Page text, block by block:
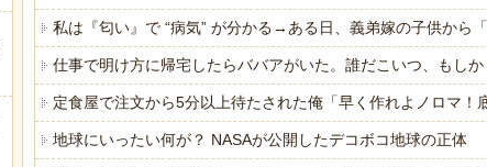
私は『匂い』で “病気” が分かる→ある日、義弟嫁の子供から
仕事で明け方に帰宅したらババアがいた。誰だこいつ、も
定食屋で注文から5分以上待たされた俺「早く作れよノロマ
地球にいったい何が？ NASAが公開したデコボコ地球の正体